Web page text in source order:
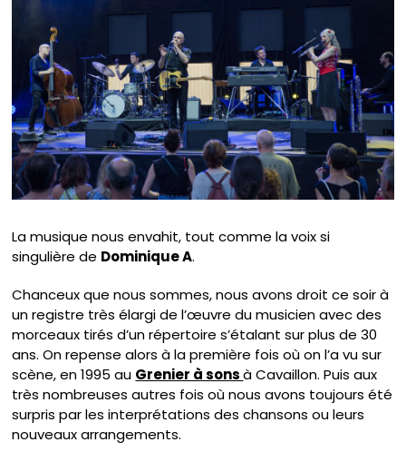
La musique nous envahit, tout comme la voix si
singulière de Dominique A.
Chanceux que nous sommes, nous avons droit ce soir à
un registre très élargi de l’œuvre du musicien avec des
morceaux tirés d’un répertoire s’étalant sur plus de 30
ans. On repense alors à la première fois où on l’a vu sur
scène, en 1995 au Grenier à sonsà Cavaillon. Puis aux
très nombreuses autres fois où nous avons toujours été
surpris par les interprétations des chansons ou leurs
nouveaux arrangements.